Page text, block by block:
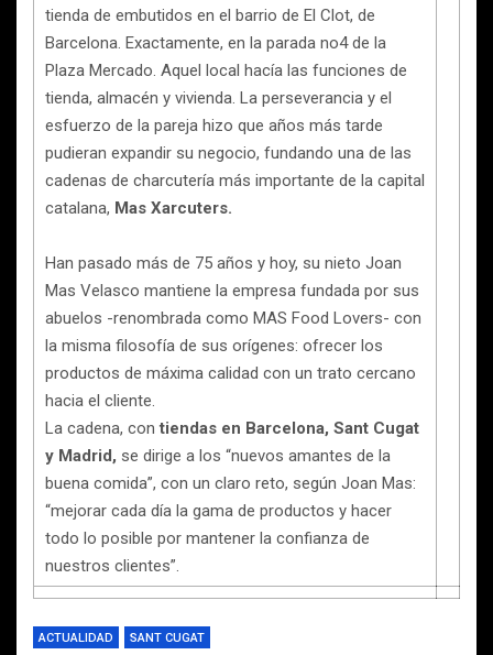
tienda de embutidos en el barrio de El Clot, de
Barcelona. Exactamente, en la parada no4 de la
Plaza Mercado. Aquel local hacía las funciones de
tienda, almacén y vivienda. La perseverancia y el
esfuerzo de la pareja hizo que años más tarde
pudieran expandir su negocio, fundando una de las
cadenas de charcutería más importante de la capital
catalana, Mas Xarcuters.
Han pasado más de 75 años y hoy, su nieto Joan
Mas Velasco mantiene la empresa fundada por sus
abuelos -renombrada como MAS Food Lovers- con
la misma filosofía de sus orígenes: ofrecer los
productos de máxima calidad con un trato cercano
hacia el cliente.
La cadena, contiendas en Barcelona, Sant Cugat
y Madrid, se dirige a los “nuevos amantes de la
buena comida”, con un claro reto, según Joan Mas:
“mejorar cada día la gama de productos y hacer
todo lo posible por mantener la confianza de
nuestros clientes”.
ACTUALIDAD SANT CUGAT